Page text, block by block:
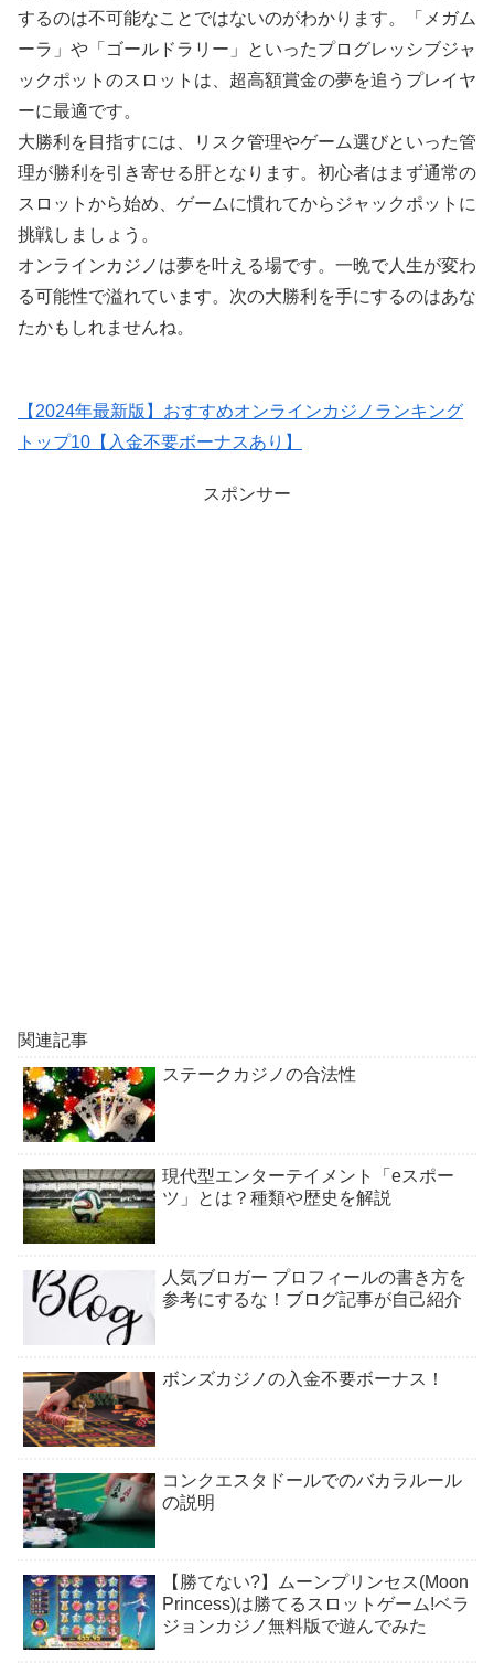
するのは不可能なことではないのがわかります。「メガム
ーラ」や「ゴールドラリー」といったプログレッシブジャ
ックポットのスロットは、超高額賞金の夢を追うプレイヤ
ーに最適です。
大勝利を目指すには、リスク管理やゲーム選びといった管
理が勝利を引き寄せる肝となります。初心者はまず通常の
スロットから始め、ゲームに慣れてからジャックポットに
挑戦しましょう。
オンラインカジノは夢を叶える場です。一晩で人生が変わ
る可能性で溢れています。次の大勝利を手にするのはあな
たかもしれませんね。
【2024年最新版】おすすめオンラインカジノランキング
トップ10【入金不要ボーナスあり】
スポンサー
関連記事
ステークカジノの合法性
現代型エンターテイメント「eスポー
ツ」とは？種類や歴史を解説
人気ブロガー プロフィールの書き方を
参考にするな！ブログ記事が自己紹介
ボンズカジノの入金不要ボーナス！
コンクエスタドールでのバカラルール
の説明
【勝てない?】ムーンプリンセス(Moon
Princess)は勝てるスロットゲーム!ベラ
ジョンカジノ無料版で遊んでみた